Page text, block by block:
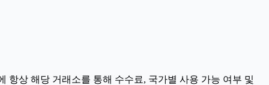
상 해당 거래소를 통해 수수료, 국가별 사용 가능 여부 및